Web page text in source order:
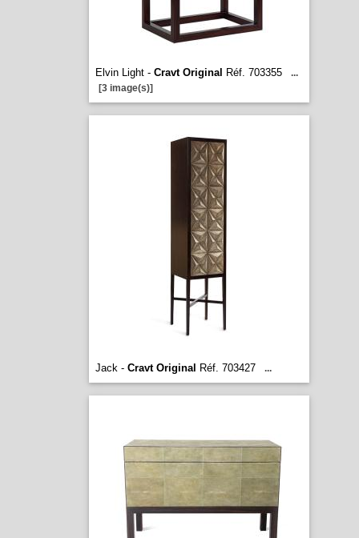
Elvin Light - Cravt Original Réf. 703355
...
[3 image(s)]
Jack - Cravt Original Réf. 703427 ...